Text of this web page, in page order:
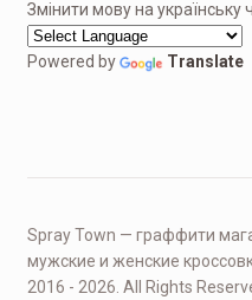
Змінити мову на українську
Powered by Translate
Spray Town — граффити
мужские и женские
2016 - 2026. All Rights